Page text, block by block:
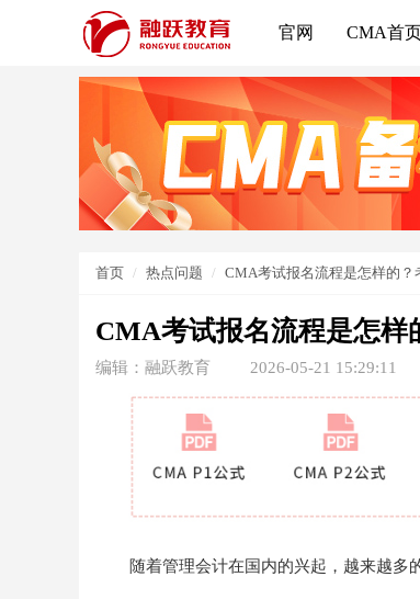
官网 CMA首
首页 热点问题 CMA考试报名流程是怎样的？
CMA考试报名流程是怎样
编辑：融跃教育 2026-05-21 15:29:11
随着管理会计在国内的兴起，越来越多